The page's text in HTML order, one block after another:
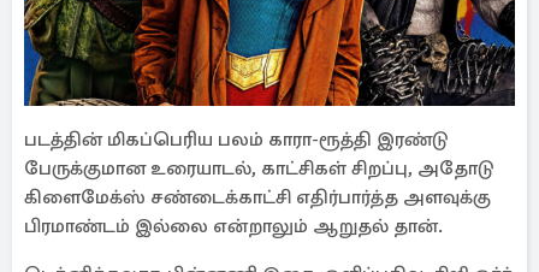
படத்தின் மிகப்பெரிய பலம் காரா-ரூத்தி இரண்டு
பேருக்குமான உரையாடல், காட்சிகள் சிறப்பு, அதோடு
கிளைமேக்ஸ் சண்டைக்காட்சி எதிர்பார்த்த அளவுக்கு
பிரமாண்டம் இல்லை என்றாலும் ஆறுதல் தான்.